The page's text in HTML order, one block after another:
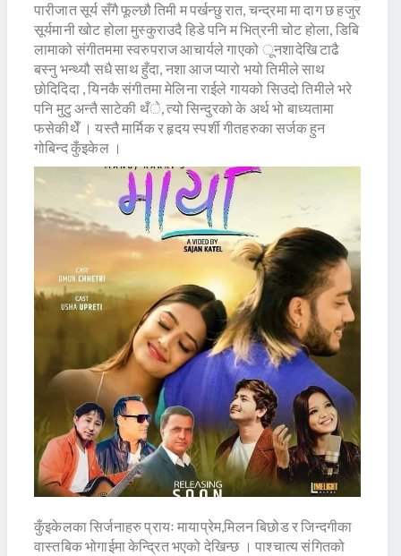
पारीजात सूर्य सँगै फूल्छौ तिमी म पर्खन्छु रात, चन्द्रमा मा दाग छ हजुर
सूर्यमानी खोट होला मुस्कुराउदै हिडे पनि म भित्रनी चोट होला, डिबि
लामाको संगीतममा स्वरुपराज आचार्यले गाएको ूनशादेखि टाढै
बस्नु भन्थ्यौ सधै साथ हुँदा, नशा आज प्यारो भयो तिमीले साथ
छोदिदिदा , यिनकै संगीतमा मेलिना राईले गायको सिउदो तिमीले भरे
पनि मुटु अन्तै साटेकी थँे, त्यो सिन्दुरको के अर्थ भो बाध्यतामा
फसेकीथेँ । यस्तै मार्मिक र हृदय स्पर्शी गीतहरुका सर्जक हुन
गोबिन्द कुँइकेल ।
कुँइकेलका सिर्जनाहरु प्रायः मायाप्रेम,मिलन बिछोड र जिन्दगीका
वास्तबिक भोगाईमा केन्द्रित भएको देखिन्छ । पाश्चात्य संगितको